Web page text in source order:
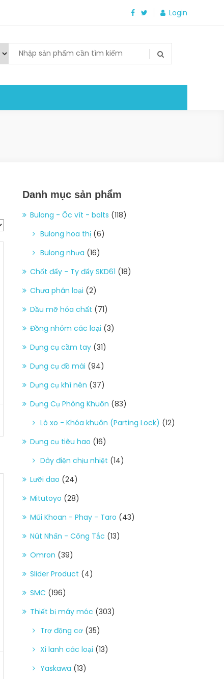
Login
Danh mục sản phẩm
Bulong - Ốc vít - bolts (118)
Bulong hoa thị (6)
Bulong nhựa (16)
Chốt đẩy - Ty đẩy SKD61 (18)
Chưa phân loại (2)
Dầu mỡ hóa chất (71)
Đồng nhôm các loại (3)
Dụng cụ cầm tay (31)
Dụng cụ đồ mài (94)
Dụng cụ khí nén (37)
Dụng Cụ Phòng Khuôn (83)
Lò xo - Khóa khuôn (Parting Lock) (12)
Dụng cụ tiêu hao (16)
Dây điện chịu nhiệt (14)
Lưỡi dao (24)
Mitutoyo (28)
Mũi Khoan - Phay - Taro (43)
Nút Nhấn - Công Tắc (13)
Omron (39)
Slider Product (4)
SMC (196)
Thiết bị máy móc (303)
Trợ động cơ (35)
Xi lanh các loại (13)
Yaskawa (13)